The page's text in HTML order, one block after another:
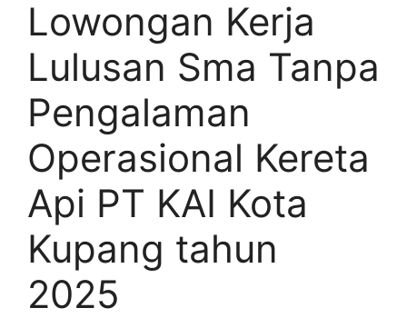
Lowongan Kerja
Lulusan Sma Tanpa
Pengalaman
Operasional Kereta
Api PT KAI Kota
Kupang tahun
2025